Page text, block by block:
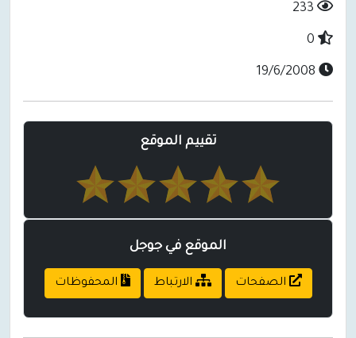
تقييم الموقع
الموقع في جوجل
الصفحات الارتباط المحفوظات